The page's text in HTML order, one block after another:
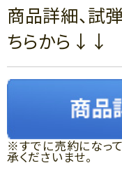
商品詳細、試
ちらから↓↓
※すでに売約になっ
承くださいませ。